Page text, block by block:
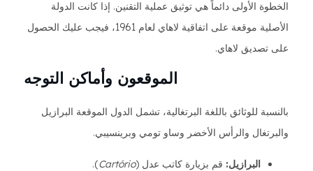
الخطوة الأولى دائماً هي توثيق عملية التقنين. إذا كانت الدولة
الأصلية موقعة على اتفاقية لاهاي لعام 1961، فيجب عليك الحصول
على تصديق لاهاي.
الموقعون وأماكن التوجه
بالنسبة للوثائق باللغة البرتغالية، تشمل الدول الموقعة البرازيل
والبرتغال والرأس الأخضر وساو تومي وبرينسيبي.
البرازيل: قم بزيارة كاتب عدل (Cartório
).